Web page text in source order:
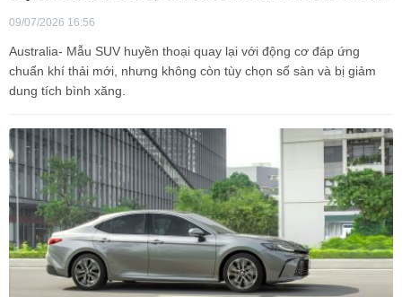
09/07/2026 16:56
Australia- Mẫu SUV huyền thoại quay lại với động cơ đáp ứng
chuẩn khí thải mới, nhưng không còn tùy chọn số sàn và bị giảm
dung tích bình xăng.